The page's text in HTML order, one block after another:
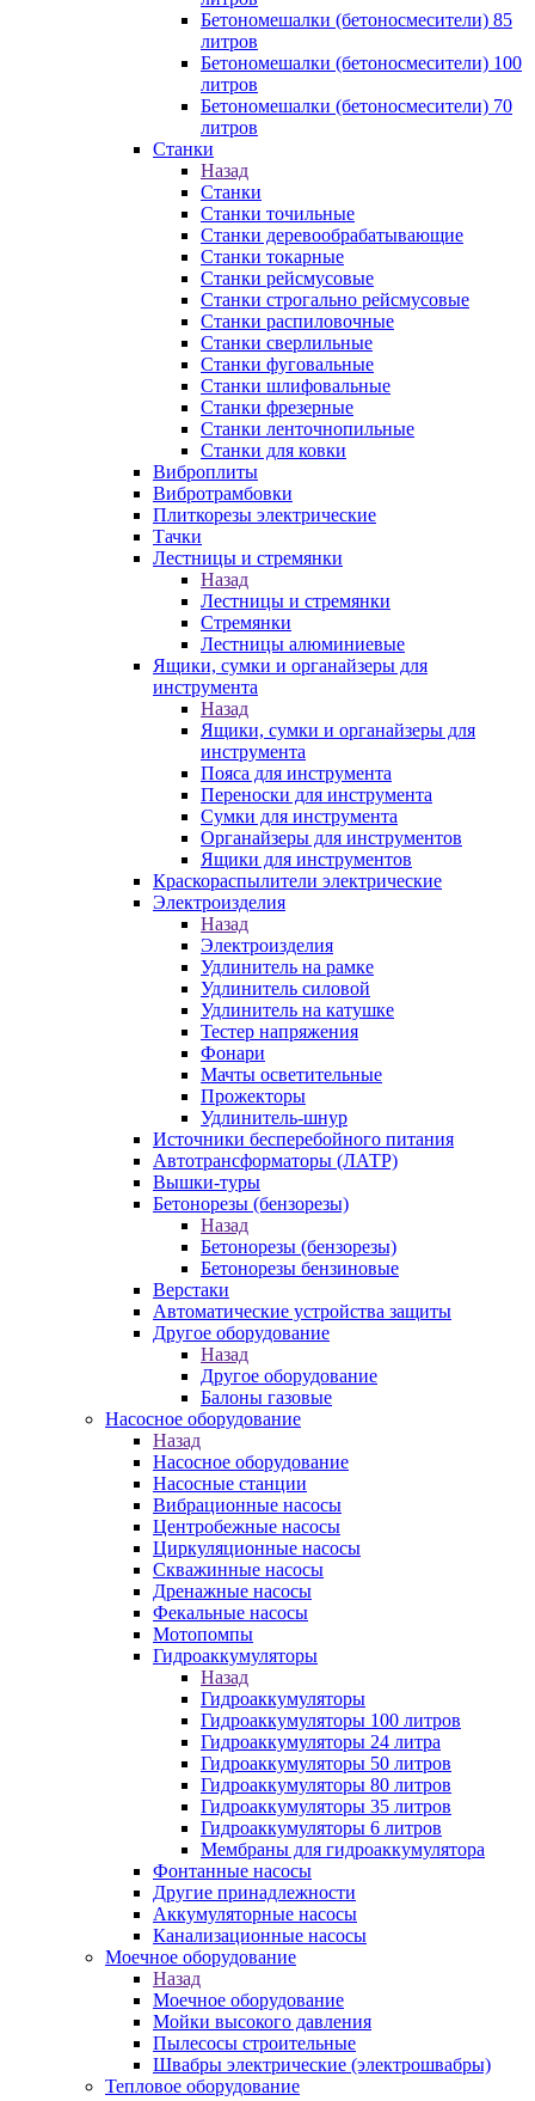
Бетономешалки (бетоносмесители) 85
литров
Бетономешалки (бетоносмесители) 100
литров
Бетономешалки (бетоносмесители) 70
литров
Станки
Назад
Станки
Станки точильные
Станки деревообрабатывающие
Станки токарные
Станки рейсмусовые
Станки строгально рейсмусовые
Станки распиловочные
Станки сверлильные
Станки фуговальные
Станки шлифовальные
Станки фрезерные
Станки ленточнопильные
Станки для ковки
Виброплиты
Вибротрамбовки
Плиткорезы электрические
Тачки
Лестницы и стремянки
Назад
Лестницы и стремянки
Стремянки
Лестницы алюминиевые
Ящики, сумки и органайзеры для
инструмента
Назад
Ящики, сумки и органайзеры для
инструмента
Пояса для инструмента
Переноски для инструмента
Сумки для инструмента
Органайзеры для инструментов
Ящики для инструментов
Краскораспылители электрические
Электроизделия
Назад
Электроизделия
Удлинитель на рамке
Удлинитель силовой
Удлинитель на катушке
Тестер напряжения
Фонари
Мачты осветительные
Прожекторы
Удлинитель-шнур
Источники бесперебойного питания
Автотрансформаторы (ЛАТР)
Вышки-туры
Бетонорезы (бензорезы)
Назад
Бетонорезы (бензорезы)
Бетонорезы бензиновые
Верстаки
Автоматические устройства защиты
Другое оборудование
Назад
Другое оборудование
Балоны газовые
Насосное оборудование
Назад
Насосное оборудование
Насосные станции
Вибрационные насосы
Центробежные насосы
Циркуляционные насосы
Скважинные насосы
Дренажные насосы
Фекальные насосы
Мотопомпы
Гидроаккумуляторы
Назад
Гидроаккумуляторы
Гидроаккумуляторы 100 литров
Гидроаккумуляторы 24 литра
Гидроаккумуляторы 50 литров
Гидроаккумуляторы 80 литров
Гидроаккумуляторы 35 литров
Гидроаккумуляторы 6 литров
Мембраны для гидроаккумулятора
Фонтанные насосы
Другие принадлежности
Аккумуляторные насосы
Канализационные насосы
Моечное оборудование
Назад
Моечное оборудование
Мойки высокого давления
Пылесосы строительные
Швабры электрические (электрошвабры)
Тепловое оборудование